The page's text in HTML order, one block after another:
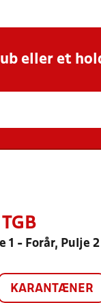
eller et
TGB
1 - Forår, Pulje 2
KARANTÆNER